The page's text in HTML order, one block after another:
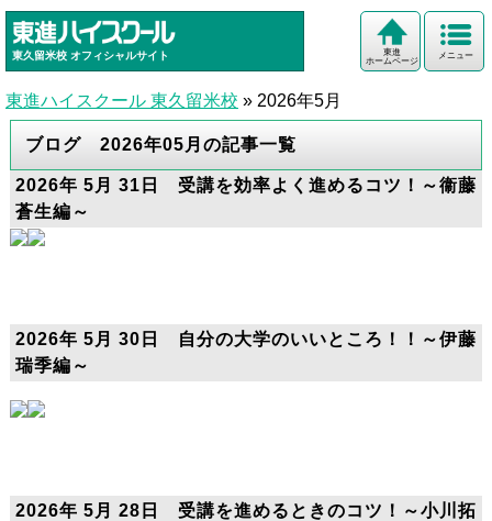
東久留米校 オフィシャルサイト メニュー
東進
ホームページ
東進ハイスクール 東久留米校 » 2026年5月
ブログ 2026年05月の記事一覧
2026年 5月 31日 受講を効率よく進めるコツ！～衞藤
蒼生編～
2026年 5月 30日 自分の大学のいいところ！！～伊藤
瑞季編～
2026年 5月 28日 受講を進めるときのコツ！～小川拓